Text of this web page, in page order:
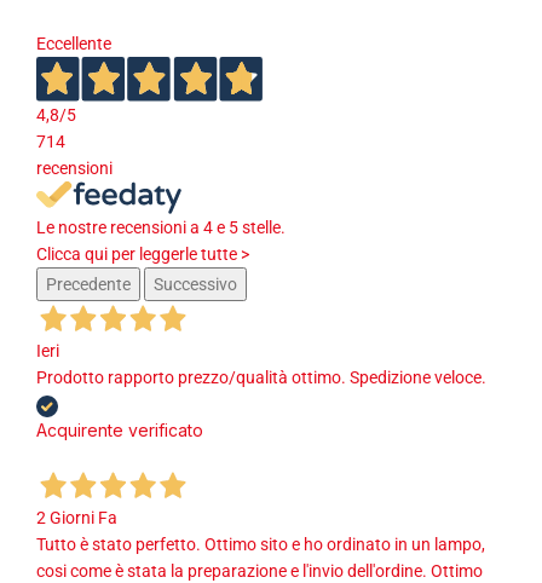
Eccellente
4,8/5
714
recensioni
Le nostre recensioni a 4 e 5 stelle.
Clicca qui per leggerle tutte >
Precedente
Successivo
Ieri
Prodotto rapporto prezzo/qualità ottimo. Spedizione veloce.
Acquirente verificato
2 Giorni Fa
Tutto è stato perfetto. Ottimo sito e ho ordinato in un lampo,
cosi come è stata la preparazione e l'invio dell'ordine. Ottimo